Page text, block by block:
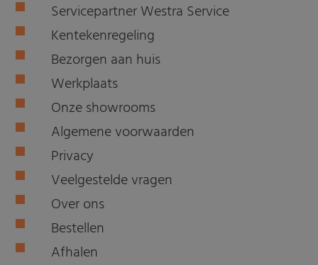
Servicepartner Westra Service
Kentekenregeling
Bezorgen aan huis
Werkplaats
Onze showrooms
Algemene voorwaarden
Privacy
Veelgestelde vragen
Over ons
Bestellen
Afhalen